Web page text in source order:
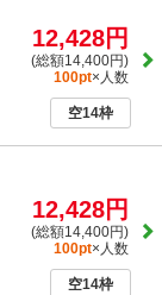
12,428円
(総額14,400円)
100pt×人数
空14枠
12,428円
(総額14,400円)
100pt×人数
空14枠